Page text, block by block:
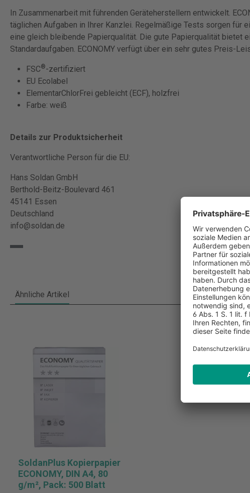
In Zusammenarbeit mit führenden Geräteherstellern entwickelt.
täglichen Aufgaben in Ihrer Kanzlei. Regelmäßige Tests sorgen für
eine gleich bleibende Papierqualität. Die gute Papierqualität bietet
Standardaufgaben. ECONOMY verfügt über ein sehr gutes Preis-
FSC®-zertifiziert
EU Ecolabel
ElementarChlorFrei gebleicht (ECF), holzfrei
Farbe: weiß
Details zur Produktsicherheit
Verantwortliche Person für die EU:
Hans Soldan GmbH
Berthold-Beitz-Boulevard 461
45141 Essen
Deutschland
info@soldan.de
Ähnliche Artikel
SoldanPlus Kopierpapier
ECONOMY, DIN A4, 80
g/m², Pack: 500 Blatt